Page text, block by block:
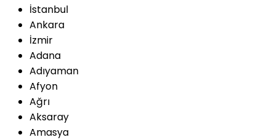
İstanbul
Ankara
İzmir
Adana
Adıyaman
Afyon
Ağrı
Aksaray
Amasya